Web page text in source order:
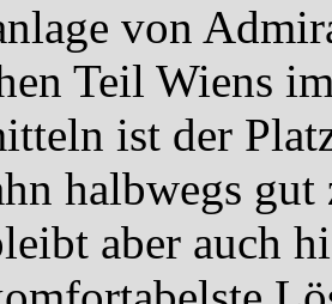
von
Teil Wiens
ist der
halbwegs
aber auch